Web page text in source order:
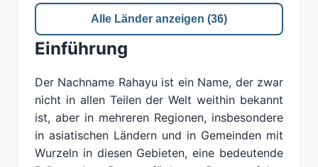
Alle Länder anzeigen (36)
Einführung
Der Nachname Rahayu ist ein Name, der zwar
nicht in allen Teilen der Welt weithin bekannt
ist, aber in mehreren Regionen, insbesondere
in asiatischen Ländern und in Gemeinden mit
Wurzeln in diesen Gebieten, eine bedeutende